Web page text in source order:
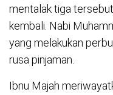
mentalak tiga
kembali. Nabi
yang melakukan
rusa pinjaman.
Ibnu Majah